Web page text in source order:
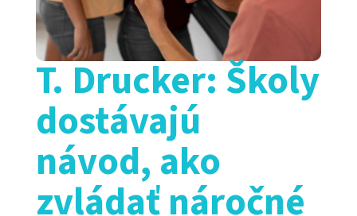
T. Drucker: Školy
dostávajú
návod, ako
zvládať náročné